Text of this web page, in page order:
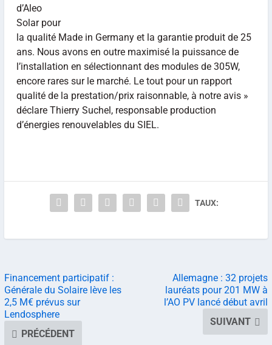
d’Aleo
Solar pour
la qualité Made in Germany et la garantie produit de 25
ans. Nous avons en outre maximisé la puissance de
l’installation en sélectionnant des modules de 305W,
encore rares sur le marché. Le tout pour un rapport
qualité de la prestation/prix raisonnable, à notre avis »
déclare Thierry Suchel, responsable production
d’énergies renouvelables du SIEL.
TAUX:
Financement participatif :
Générale du Solaire lève les
2,5 M€ prévus sur
Lendosphere
PRÉCÉDENT
Allemagne : 32 projets
lauréats pour 201 MW à
l’AO PV lancé début avril
SUIVANT